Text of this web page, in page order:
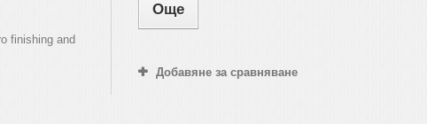
finishing and
Още
Добавяне за сравняване